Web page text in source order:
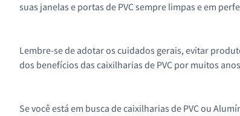
suas janelas e portas de PVC sempre limpas e em
Lembre-se de adotar os cuidados gerais, evitar
dos benefícios das caixilharias de PVC por muitos
Se você está em busca de caixilharias de PVC ou